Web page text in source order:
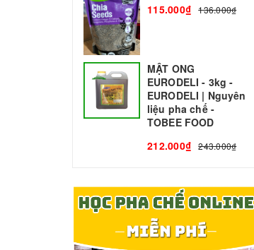
115.000₫
136.000₫
MẬT ONG
EURODELI - 3kg -
EURODELI | Nguyên
liệu pha chế -
TOBEE FOOD
212.000₫
243.000₫